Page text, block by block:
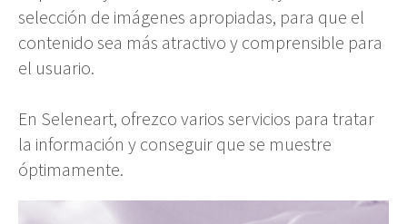
selección de imágenes apropiadas, para que el
contenido sea más atractivo y comprensible para
el usuario.
En Seleneart, ofrezco varios servicios para tratar
la información y conseguir que se muestre
óptimamente.